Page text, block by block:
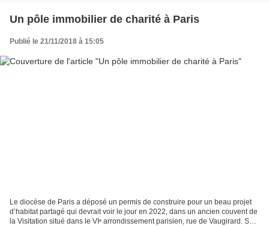
Un pôle immobilier de charité à Paris
Publié le 21/11/2018 à 15:05
Le diocèse de Paris a déposé un permis de construire pour un beau projet
d’habitat partagé qui devrait voir le jour en 2022, dans un ancien couvent de
la Visitation situé dans le VIᵉ arrondissement parisien, rue de Vaugirard. Sur